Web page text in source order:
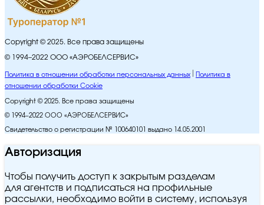
Copyright © 2025. Все права защищены
© 1994–2022 ООО «АЭРОБЕЛСЕРВИС»
Политика в отношении обработки персональных данных
Политика в
отношении обработки Cookie
Copyright © 2025. Все права защищены
© 1994–2022 ООО «АЭРОБЕЛСЕРВИС»
Свидетельство о регистрации № 100640101 выдано 14.05.2001
Авторизация
Чтобы получить доступ к закрытым разделам
для агентств и подписаться на профильные
рассылки, необходимо войти в систему, используя